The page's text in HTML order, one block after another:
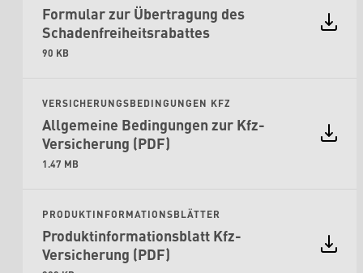
Formular zur Übertragung des
Schadenfreiheitsrabattes
90 KB
VERSICHERUNGSBEDINGUNGEN KFZ
Allgemeine Bedingungen zur Kfz-
Versicherung (PDF)
1.47 MB
PRODUKTINFORMATIONSBLÄTTER
Produktinformationsblatt Kfz-
Versicherung (PDF)